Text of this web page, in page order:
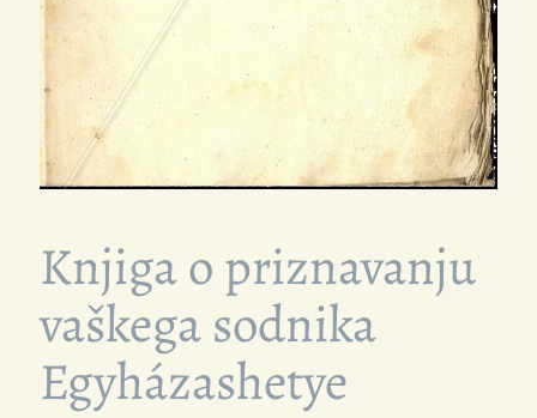
Knjiga o priznavanju
vaškega sodnika
Egyházashetye